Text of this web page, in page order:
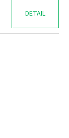
DETAIL